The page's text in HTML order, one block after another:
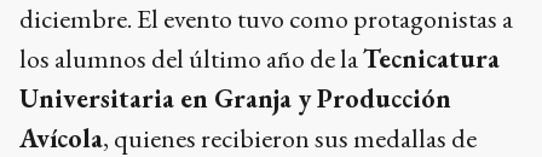
diciembre. El evento tuvo como protagonistas a
los alumnos del último año de laTecnicatura
Universitaria en Granja y Producción
Avícola, quienes recibieron sus medallas de